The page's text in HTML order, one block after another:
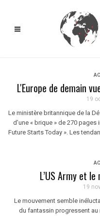
L'Europe de demain
19
Le ministère britannique de la
d’une « brique » de 270
Future Starts Today ». Les
L’US Army et
19
Le mouvement semble
du fantassin progressent au